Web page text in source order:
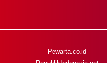
Pewarta.co.id